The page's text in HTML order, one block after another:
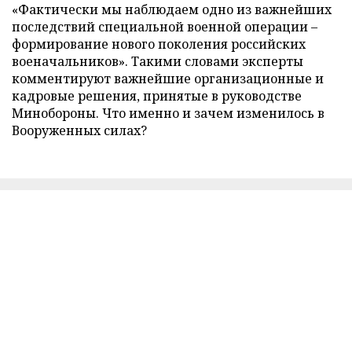
«Фактически мы наблюдаем одно из важнейших
последствий специальной военной операции –
формирование нового поколения российских
военачальников». Такими словами эксперты
комментируют важнейшие организационные и
кадровые решения, принятые в руководстве
Минобороны. Что именно и зачем изменилось в
Вооруженных силах?